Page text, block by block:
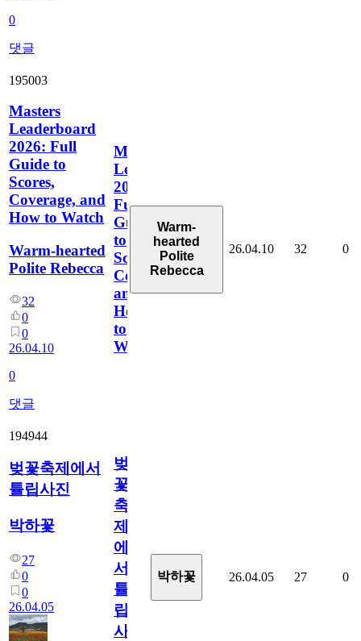
0
댓글
195003
Masters
Leaderboard
2026: Full
Guide to
Scores,
Coverage, and
How to Watch
Warm-hearted
Polite Rebecca
32
0
0
26.04.10
0
댓글
Masters
Leaderboard
2026:
Full
Guide
to
Scores,
Coverage,
and
How
to
Watch
Warm-
hearted
Polite
Rebecca
26.04.10 32 0
194944
벚꽃축제에서
튤립사진
박하꽃
27
0
0
26.04.05
벚
꽃
축
제
에
서
튤
립
사
박하꽃 26.04.05 27 0